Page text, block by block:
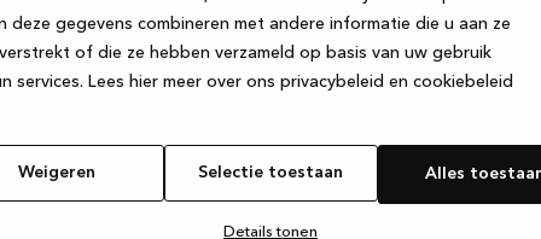
deze gegevens combineren met andere informatie die u aan ze
of die ze hebben verzameld op basis van uw gebruik
services. Lees hier meer over ons privacybeleid en cookiebeleid
Weigeren Selectie toestaan Alles
Details tonen
has occurred while loadingwww.kvik.nl (see the